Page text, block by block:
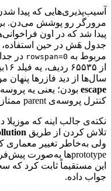
آسیب‌پذیری‌هایی که پیدا
مرورگر رو پوشش می‌دن.
پیدا شد که در اون
جدول هَش در حین استفاده،
مربوط به rowspan=0 در
از ۶۵۵۳۵ ردیف، یه فیلد ۱۶بیتی
سال‌ها از دید فازرها پنهان
escape بودن؛ یعنی یه
کنترل پروسه‌ی parent ممتاز
نکته‌ی جالب اینه که موزیلا
تلاش کردن از طریق
ولی به‌خاطر تغییر معماری
prototype‌ها به‌صورت
این مستقیماً ثابت کرد که
جواب داده.